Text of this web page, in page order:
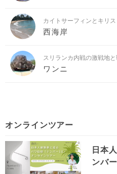
カイトサーフィンとキリ
西海岸
スリランカ内戦の激戦地
ワンニ
オンラインツアー
日本
ンバ